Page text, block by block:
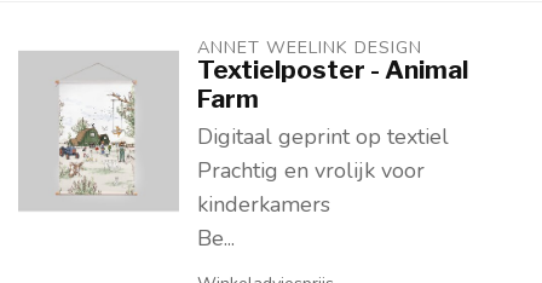
ANNET WEELINK DESIGN
Textielposter - Animal
Farm
Digitaal geprint op textiel
Prachtig en vrolijk voor
kinderkamers
Be...